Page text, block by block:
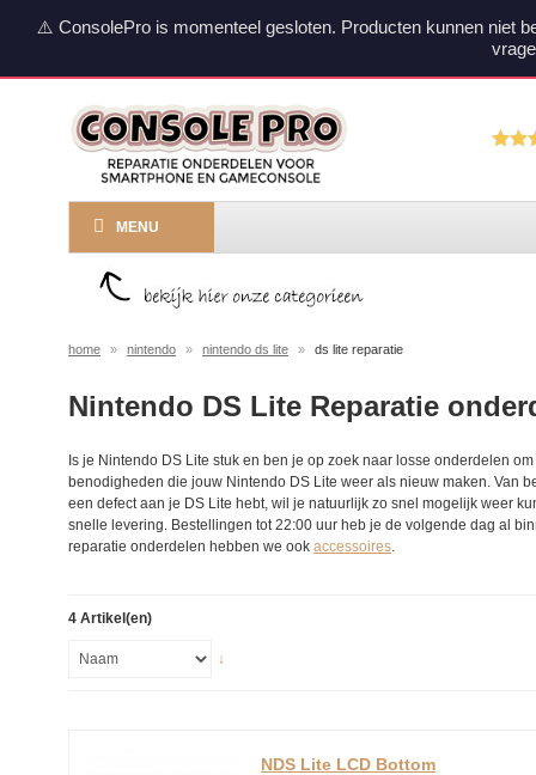
⚠️ ConsolePro is momenteel gesloten. Producten kunnen niet
MENU
home » nintendo » nintendo ds lite » ds lite reparatie
Nintendo DS Lite Reparatie
Is je Nintendo DS Lite stuk en ben je op zoek naar losse onderdelen
benodigheden die jouw Nintendo DS Lite weer als nieuw maken. Van
een defect aan je DS Lite hebt, wil je natuurlijk zo snel mogelijk weer
snelle levering. Bestellingen tot 22:00 uur heb je de volgende dag al
reparatie onderdelen hebben we ook accessoires.
4 Artikel(en)
↓
NDS Lite LCD Bottom